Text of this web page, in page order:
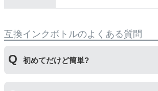
互換インクボトルのよくある質問
初めてだけど簡単?